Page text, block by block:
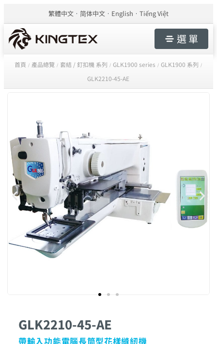
繁體中文 简体中文 English Tiếng Việt
選 單
首頁 / 產品總覽 / 套結 / 釘扣機 系列 / GLK1900 series / GLK1900 系列 /
GLK2210-45-AE
GLK2210-45-AE
帶輸入功能電腦長筒型花樣縫紉機